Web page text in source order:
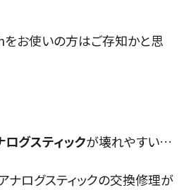
お使いの方はご存知かと思
グスティックが壊れやすい…
ログスティックの交換修理が